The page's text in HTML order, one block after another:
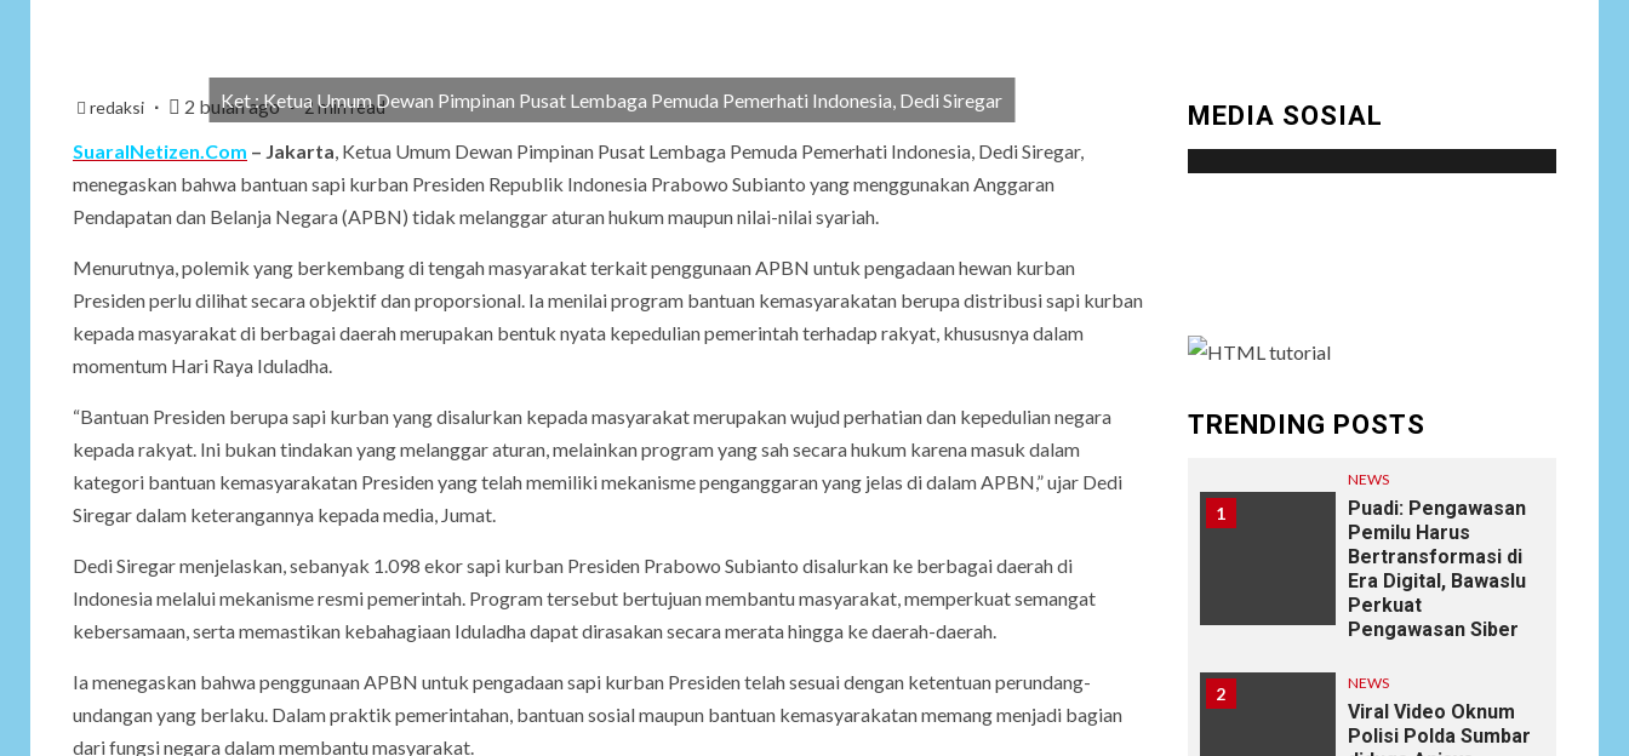
redaksi 2 bulan ago 2 min read
Ket : Ketua Umum Dewan Pimpinan Pusat Lembaga Pemuda Pemerhati Indonesia, Dedi Siregar
SuaraINetizen.Com – Jakarta, Ketua Umum Dewan Pimpinan Pusat Lembaga Pemuda Pemerhati Indonesia, Dedi Siregar,
menegaskan bahwa bantuan sapi kurban Presiden Republik Indonesia Prabowo Subianto yang menggunakan Anggaran
Pendapatan dan Belanja Negara (APBN) tidak melanggar aturan hukum maupun nilai-nilai syariah.
Menurutnya, polemik yang berkembang di tengah masyarakat terkait penggunaan APBN untuk pengadaan hewan kurban
Presiden perlu dilihat secara objektif dan proporsional. Ia menilai program bantuan kemasyarakatan berupa distribusi sapi kurban
kepada masyarakat di berbagai daerah merupakan bentuk nyata kepedulian pemerintah terhadap rakyat, khususnya dalam
momentum Hari Raya Iduladha.
“Bantuan Presiden berupa sapi kurban yang disalurkan kepada masyarakat merupakan wujud perhatian dan kepedulian negara
kepada rakyat. Ini bukan tindakan yang melanggar aturan, melainkan program yang sah secara hukum karena masuk dalam
kategori bantuan kemasyarakatan Presiden yang telah memiliki mekanisme penganggaran yang jelas di dalam APBN,” ujar Dedi
Siregar dalam keterangannya kepada media, Jumat.
Dedi Siregar menjelaskan, sebanyak 1.098 ekor sapi kurban Presiden Prabowo Subianto disalurkan ke berbagai daerah di
Indonesia melalui mekanisme resmi pemerintah. Program tersebut bertujuan membantu masyarakat, memperkuat semangat
kebersamaan, serta memastikan kebahagiaan Iduladha dapat dirasakan secara merata hingga ke daerah-daerah.
Ia menegaskan bahwa penggunaan APBN untuk pengadaan sapi kurban Presiden telah sesuai dengan ketentuan perundang-
undangan yang berlaku. Dalam praktik pemerintahan, bantuan sosial maupun bantuan kemasyarakatan memang menjadi bagian
dari fungsi negara dalam membantu masyarakat.
MEDIA SOSIAL
TRENDING POSTS
1
NEWS
Puadi: Pengawasan
Pemilu Harus
Bertransformasi di
Era Digital, Bawaslu
Perkuat
Pengawasan Siber
2 NEWS
Viral Video Oknum
Polisi Polda Sumbar